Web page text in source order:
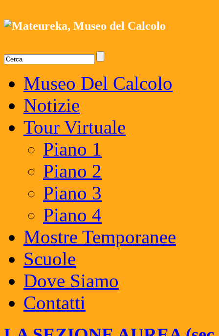
Museo Del Calcolo
Notizie
Tour Virtuale
Piano 1
Piano 2
Piano 3
Piano 4
Mostre Temporanee
Scuole
Dove Siamo
Contatti